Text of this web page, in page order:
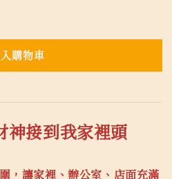
購物車
神接到我家裡頭
，讓家裡、辦公室、店面充滿